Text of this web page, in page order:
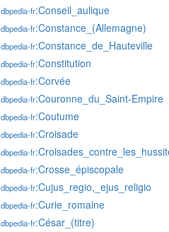
dbpedia-fr:Conseil_aulique
dbpedia-fr:Constance_(Allemagne)
dbpedia-fr:Constance_de_Hauteville
dbpedia-fr:Constitution
dbpedia-fr:Corvée
dbpedia-fr:Couronne_du_Saint-Empire
dbpedia-fr:Coutume
dbpedia-fr:Croisade
dbpedia-fr
dbpedia-fr:Crosse_épiscopale
dbpedia-fr:Cujus_regio,_ejus_religio
dbpedia-fr:Curie_romaine
dbpedia-fr:César_(titre)